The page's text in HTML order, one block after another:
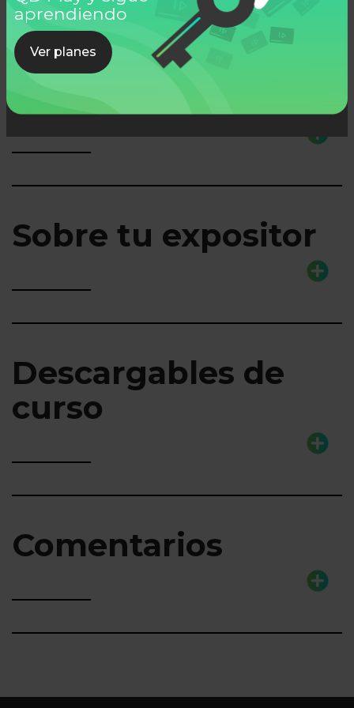
aprendiendo
Ver planes
Lo que aprenderás
Sobre tu expositor
Descargables de
curso
Comentarios